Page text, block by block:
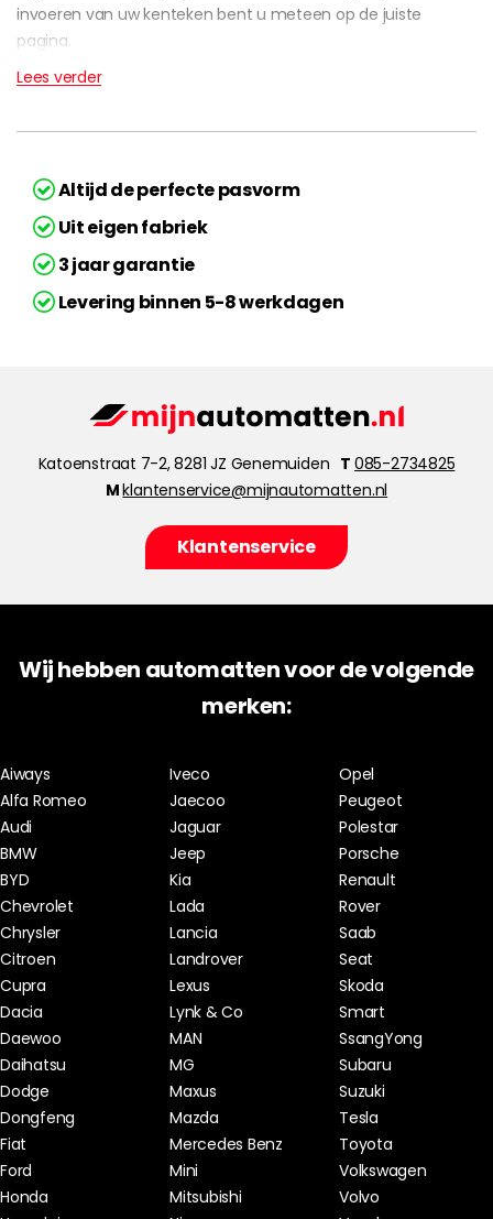
invoeren van uw kenteken bent u meteen op de juiste
pagina.
Lees verder
Altijd de perfecte pasvorm
Uit eigen fabriek
3 jaar garantie
Levering binnen 5-8 werkdagen
Katoenstraat 7-2, 8281 JZ Genemuiden T 085-2734825
Mklantenservice@mijnautomatten.nl
Klantenservice
Wij hebben automatten voor de volgende
merken:
Aiways
Alfa Romeo
Audi
BMW
BYD
Chevrolet
Chrysler
Citroen
Cupra
Dacia
Daewoo
Daihatsu
Dodge
Dongfeng
Fiat
Ford
Honda
Iveco
Jaecoo
Jaguar
Jeep
Kia
Lada
Lancia
Landrover
Lexus
Lynk & Co
MAN
MG
Maxus
Mazda
Mercedes Benz
Mini
Mitsubishi
Opel
Peugeot
Polestar
Porsche
Renault
Rover
Saab
Seat
Skoda
Smart
SsangYong
Subaru
Suzuki
Tesla
Toyota
Volkswagen
Volvo